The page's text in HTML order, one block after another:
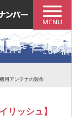
用アンテナの製作
ッシュ】